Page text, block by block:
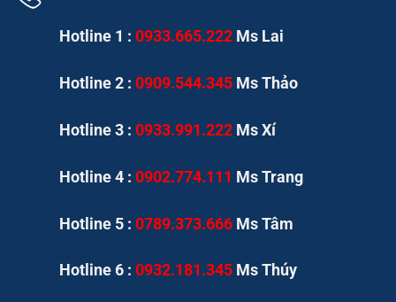
Hotline 1 : 0933.665.222 Ms Lai
Hotline 2 :0909.544.345 Ms Thảo
Hotline 3 :0933.991.222 Ms Xí
Hotline 4 :0902.774.111 Ms Trang
Hotline 5 :0789.373.666 Ms Tâm
Hotline 6 :0932.181.345 Ms Thúy